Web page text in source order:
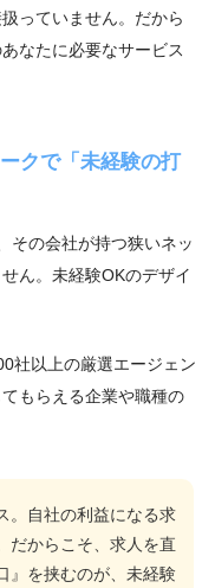
っていません。だから
なたに必要なサービス
クで「未経験の打
その会社が持つ狭いネッ
ん。未経験OKのデザイ
社以上の厳選エージェン
もらえる企業や職種の
。自社の利益になる求
だからこそ、求人を直
』を挟むのが、未経験